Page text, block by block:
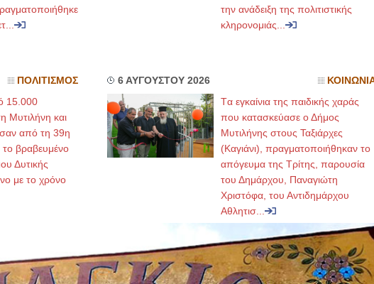
την ανάδειξη της πολιτιστικής
κληρονομιάς...
ΠΟΛΙΤΙΣΜΟΣ
15.000
Μυτιλήνη και
από τη 39η
το βραβευμένο
Δυτικής
με το χρόνο
6 ΑΥΓΟΥΣΤΟΥ 2026
Tα εγκαίνια της παιδικής χαράς
που κατασκεύασε ο Δήμος
Μυτιλήνης στους Ταξιάρχες
(Καγιάνι), πραγματοποιήθηκαν το
απόγευμα της Τρίτης, παρουσία
του Δημάρχου, Παναγιώτη
Χριστόφα, του Αντιδημάρχου
Αθλητισ...